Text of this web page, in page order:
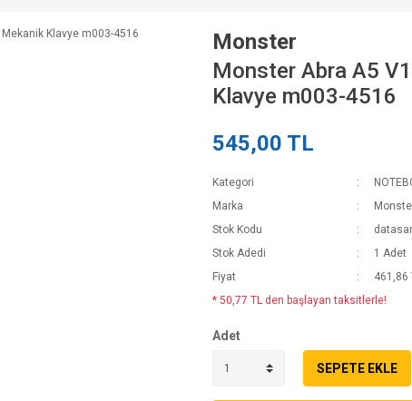
Monster
Monster Abra A5
Klavye m003-4516
545,00 TL
Kategori
Marka
Stok Kodu
Stok Adedi
1 Adet
Fiyat
461,86
* 50,77 TL den başlayan taksitlerle!
Adet
SEPETE EKLE